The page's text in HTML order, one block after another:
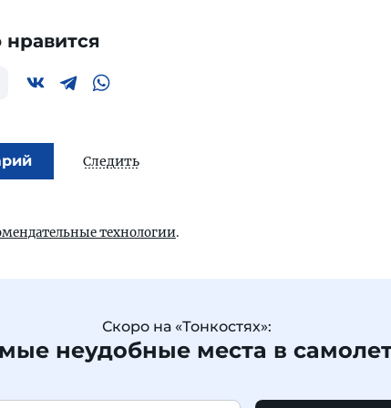
Следить
технологии.
Скоро на «Тонкостях»:
неудобные места в